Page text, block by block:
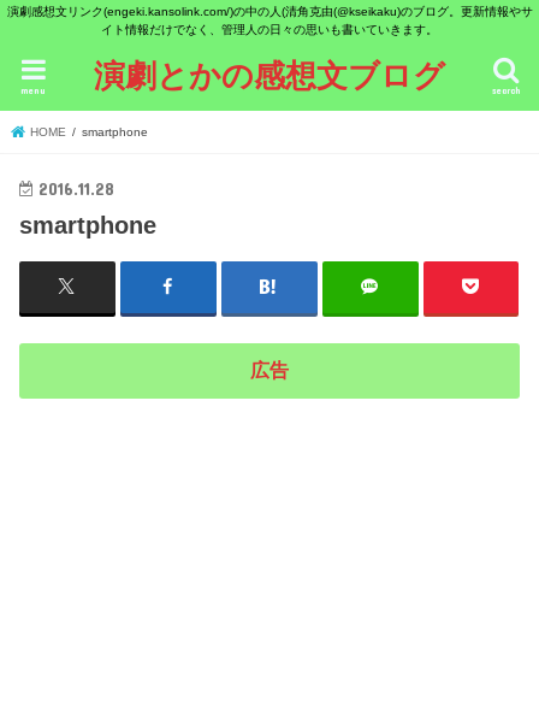
演劇感想文リンク(engeki.kansolink.com/)の中の人(清角克由(@kseikaku)のブログ。更新情報やサ
イト情報だけでなく、管理人の日々の思いも書いていきます。
演劇とかの感想文ブログ search
menu
HOME smartphone
2016.11.28
smartphone
広告